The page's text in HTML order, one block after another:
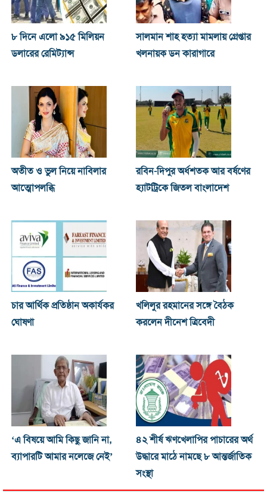
৮ দিনে এলো ৯১৫ মিলিয়ন
ডলারের রেমিট্যান্স
সালমান শাহ হত্যা মামলায় গ্রেপ্তার
খলনায়ক ডন কারাগারে
অতীত ও ভুল নিয়ে নাবিলার
আত্মোপলব্ধি
রবিন-দিপুর অর্ধশতক আর বর্ষণের
হ্যাটট্রিকে জিতল বাংলাদেশ
চার আর্থিক প্রতিষ্ঠান অকার্যকর
ঘোষণা
খ‌লিলুর রহমানের সঙ্গে বৈঠক
করলেন দীনেশ ত্রিবেদী
‘এ বিষয়ে আমি কিছু জানি না,
ব্যাপারটি আমার নলেজে নেই’
৪২ শীর্ষ ঋণখেলাপির পাচারের অর্থ
উদ্ধারে মাঠে নামছে ৮ আন্তর্জাতিক
সংস্থা